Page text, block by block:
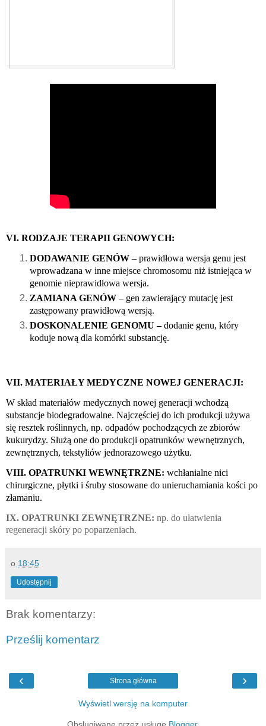
VI. RODZAJE TERAPII GENOWYCH:
DODAWANIE GENÓW – prawidłowa wersja genu jest
wprowadzana w inne miejsce chromosomu niż istniejąca w
genomie nieprawidłowa wersja.
ZAMIANA GENÓW – gen zawierający mutację jest
zastępowany prawidłową wersją.
DOSKONALENIE GENOMU – dodanie genu, który
koduje nową dla komórki substancję.
VII. MATERIAŁY MEDYCZNE NOWEJ GENERACJI:
W skład materiałów medycznych nowej generacji wchodzą
substancje biodegradowalne. Najczęściej do ich produkcji używa
się resztek roślinnych, np. odpadów pochodzących ze zbiorów
kukurydzy. Służą one do produkcji opatrunków wewnętrznych,
zewnętrznych, tekstyliów jednorazowego użytku.
VIII. OPATRUNKI WEWNĘTRZNE: wchłanialne nici
chirurgiczne, płytki i śruby stosowane do unieruchamiania kości po
złamaniu.
IX. OPATRUNKI ZEWNĘTRZNE: np. do ułatwienia
regeneracji skóry po poparzeniach.
o 18:45
Udostępnij
Brak komentarzy:
Prześlij komentarz
‹ ›
Strona główna
Wyświetl wersję na komputer
Obsługiwane przez usługę Blogger.